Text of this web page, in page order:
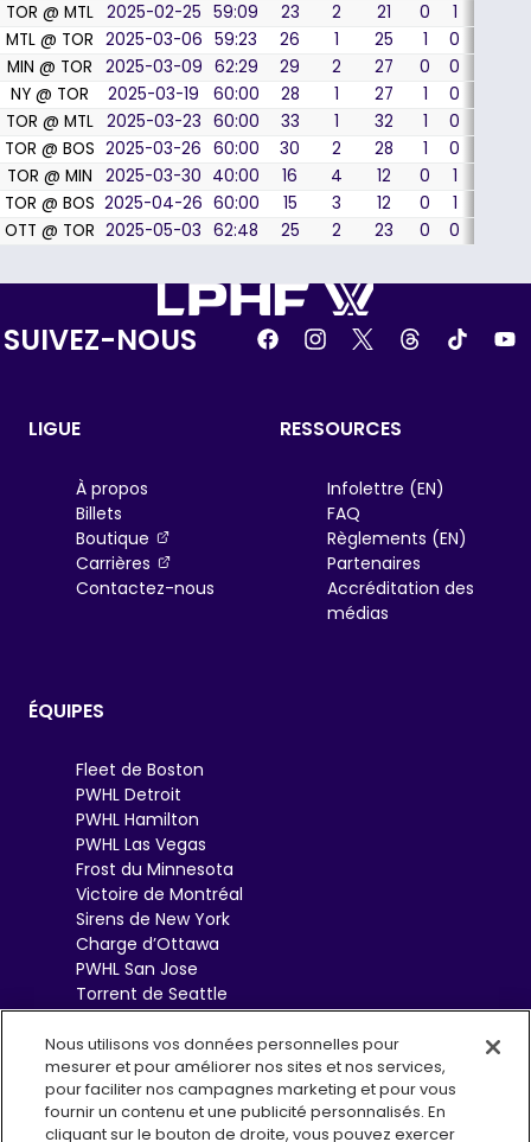
TOR @ MTL 2025-02-25 59:09 23 2 21 0 1
MTL @ TOR 2025-03-06 59:23 26 1 25 1 0
MIN @ TOR
2025-03-09 62:29 29 2 27 0 0
NY @ TOR
2025-03-19 60:00 28 1 27 1 0
TOR @ MTL 2025-03-23 60:00 33 1 32 1 0
TOR @ BOS 2025-03-26 60:00 30 2 28 1 0
TOR @ MIN
2025-03-30 40:00 16 4 12 0 1
TOR @ BOS 2025-04-26 60:00 15 3 12 0 1
OTT @ TOR 2025-05-03 62:48 25 2 23 0 0
SUIVEZ-NOUS
LIGUE
À propos
Billets
Boutique
, opens in a new tab
Carrières
, opens in a new tab
Contactez-nous
RESSOURCES
Infolettre (EN)
FAQ
Règlements (EN)
Partenaires
Accréditation des
médias
ÉQUIPES
Fleet de Boston
PWHL Detroit
PWHL Hamilton
PWHL Las Vegas
Frost du Minnesota
Victoire de Montréal
Sirens de New York
Charge d’Ottawa
PWHL San Jose
Torrent de Seattle
Sceptres de Toronto
Goldeneyes de
Vancouver
Nous utilisons vos données personnelles pour
mesurer et pour améliorer nos sites et nos services,
pour faciliter nos campagnes marketing et pour vous
fournir un contenu et une publicité personnalisés. En
cliquant sur le bouton de droite, vous pouvez exercer